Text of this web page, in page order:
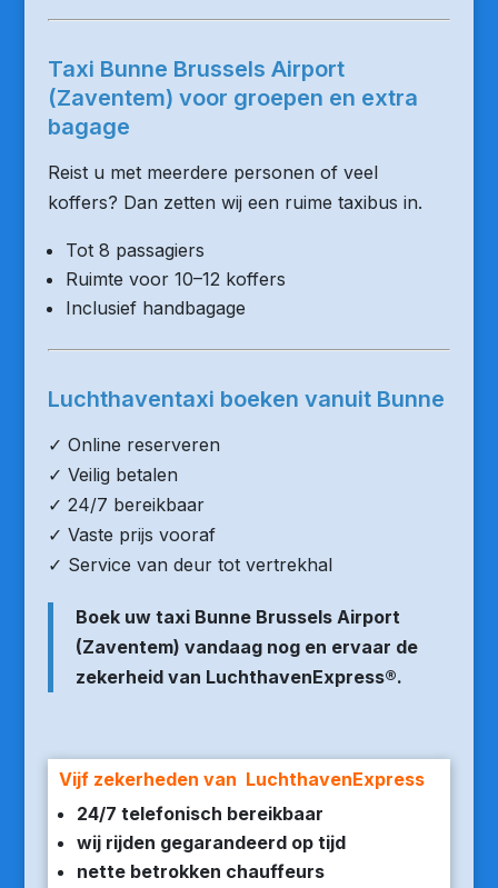
Taxi Bunne Brussels Airport
(Zaventem) voor groepen en extra
bagage
Reist u met meerdere personen of veel
koffers? Dan zetten wij een ruime taxibus in.
Tot 8 passagiers
Ruimte voor 10–12 koffers
Inclusief handbagage
Luchthaventaxi boeken vanuit Bunne
✓ Online reserveren
✓ Veilig betalen
✓ 24/7 bereikbaar
✓ Vaste prijs vooraf
✓ Service van deur tot vertrekhal
Boek uw taxi Bunne Brussels Airport
(Zaventem) vandaag nog en ervaar de
zekerheid van LuchthavenExpress®.
Vijf zekerheden van LuchthavenExpress
24/7 telefonisch bereikbaar
wij rijden gegarandeerd op tijd
nette betrokken chauffeurs